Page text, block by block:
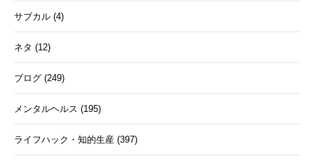
サブカル (4)
ネタ (12)
ブログ (249)
メンタルヘルス (195)
ライフハック・知的生産 (397)